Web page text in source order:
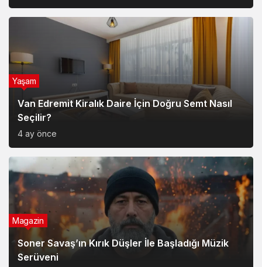
Van Edremit Kiralık Daire İçin Doğru Semt Nasıl
Seçilir?
4 ay önce
Yaşam
Soner Savaş’ın Kırık Düşler İle Başladığı Müzik
Serüveni
Magazin